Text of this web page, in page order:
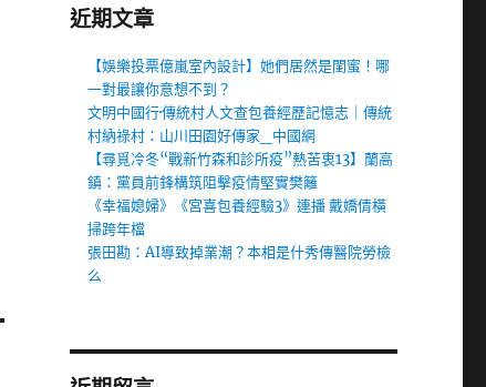
近期文章
【娛樂投票億嵐室內設計】她們居然是閨蜜！哪
一對最讓你意想不到？
文明中國行·傳統村人文查包養經歷記憶志｜傳統
村納祿村：山川田園好傳家_中國網
【尋覓冷冬“戰新竹森和診所疫”熱苦衷13】蘭高
鎮：黨員前鋒構筑阻擊疫情堅實樊籬
《幸福媳婦》《宮喜包養經驗3》連播 戴嬌倩橫
掃跨年檔
張田勘：AI導致掉業潮？本相是什秀傳醫院勞檢
么